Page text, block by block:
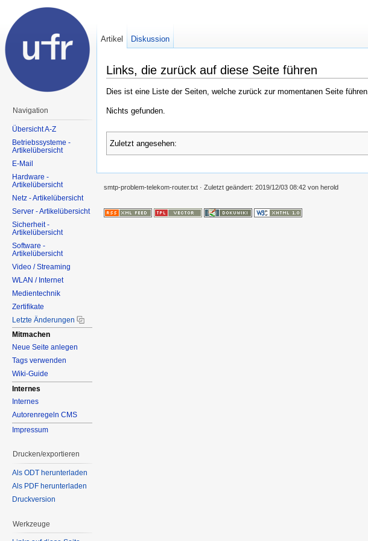
Links, die zurück auf diese Seite führen
Dies ist eine Liste der Seiten, welche zurück zur momentanen Seite führen.
Nichts gefunden.
Zuletzt angesehen:
Artikel Diskussion
Navigation
Übersicht A-Z
Betriebssysteme -
Artikelübersicht
E-Mail
Hardware -
Artikelübersicht
Netz - Artikelübersicht
Server - Artikelübersicht
Sicherheit -
Artikelübersicht
Software -
Artikelübersicht
Video / Streaming
WLAN / Internet
Medientechnik
Zertifikate
Letzte Änderungen
Mitmachen
Neue Seite anlegen
Tags verwenden
Wiki-Guide
Internes
Internes
Autorenregeln CMS
Impressum
Drucken/exportieren
Als ODT herunterladen
Als PDF herunterladen
Druckversion
Werkzeuge
smtp-problem-telekom-router.txt · Zuletzt geändert: 2019/12/03 08:42 von herold